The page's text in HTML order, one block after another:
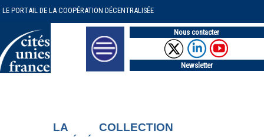
LE PORTAIL DE LA COOPÉRATION DÉCENTRALISÉE
Nous contacter
Newsletter
LA COLLECTION